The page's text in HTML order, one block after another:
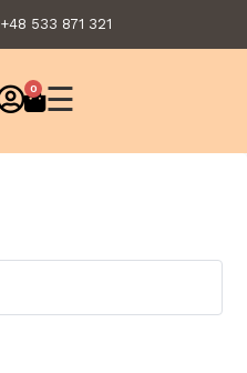
+48 533 871 321
0 ☰